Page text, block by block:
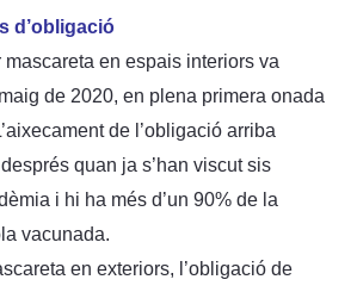
d’obligació
mascareta en espais interiors va
de 2020, en plena primera onada
de l’obligació arriba
quan ja s’han viscut sis
i hi ha més d’un 90% de la
vacunada.
en exteriors, l’obligació de